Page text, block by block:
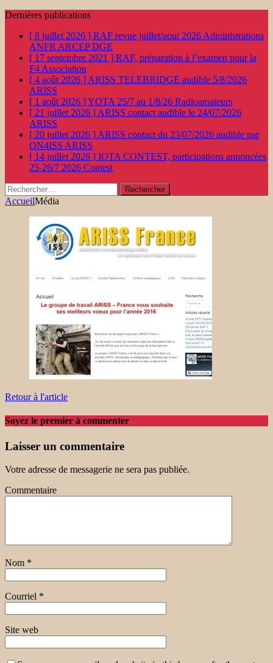
Dernières publications
[ 8 juillet 2026 ] RAF revue juillet/aout 2026 Administrations
ANFR ARCEP DGE
[ 17 septembre 2021 ] RAF, préparation à l’examen pour la
F4 Association
[ 4 août 2026 ] ARISS TELEBRIDGE audible 5/8/2026
ARISS
[ 1 août 2026 ]YOTA 25/7 au 1/8/26 Radioamateurs
[ 21 juillet 2026 ] ARISS contact audible le 24/07/2026
ARISS
[ 20 juillet 2026 ] ARISS contact du 23/07/2026 audible par
ON4ISS ARISS
[ 14 juillet 2026 ] IOTA CONTEST, participations annoncées
25-26/7 2026 Contest
Rechercher :
AccueilMédia
Retour à l'article
Soyez le premier à commenter
Laisser un commentaire
Votre adresse de messagerie ne sera pas publiée.
Commentaire
Nom *
Courriel *
Site web